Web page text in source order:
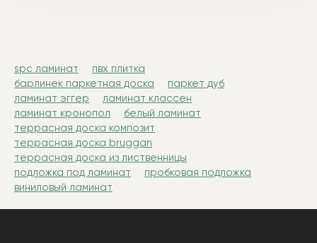
spc ламинат
пвх плитка
барлинек паркетная доска
паркет дуб
ламинат эггер
ламинат классен
ламинат кронопол
белый ламинат
террасная доска композит
террасная доска bruggan
террасная доска из лиственницы
подложка под ламинат
пробковая подложка
виниловый ламинат